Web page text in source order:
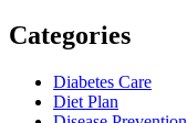
Categories
Diabetes Care
Diet Plan